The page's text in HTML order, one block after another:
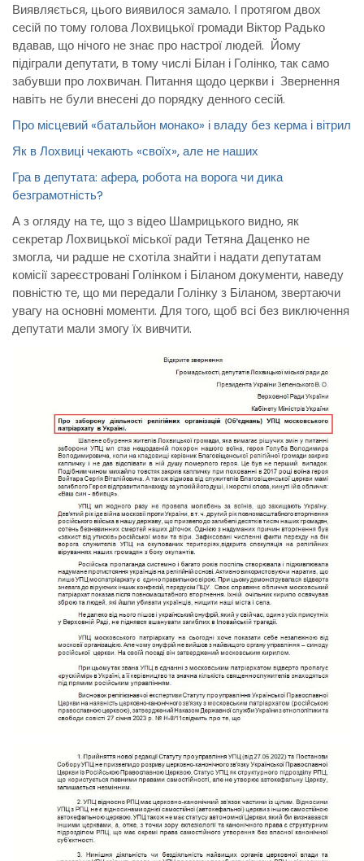
Виявляється, цього виявилося замало. І протягом двох
сесій по тому голова Лохвицької громади Віктор Радько
вдавав, що нічого не знає про настрої людей. Йому
підіграли депутати, в тому числі Білан і Голінко, так само
забувши про лохвичан. Питання щодо церкви і Звернення
навіть не були внесені до порядку денного сесій.
Про місцевий «батальйон монако» і владу без керма і вітрил
Як в Лохвиці чекають «своїх», але не наших
Гра в депутата: афера, робота на ворога чи дика
безграмотність?
А з огляду на те, що з відео Шамрицького видно, як
секретар Лохвицької міської ради Тетяна Даценко не
змогла, чи радше не схотіла знайти і надати депутатам
комісії зареєстровані Голінком і Біланом документи, наведу
повністю те, що ми передали Голінку з Біланом, звертаючи
увагу на основні моменти. Для того, щоб всі без виключення
депутати мали змогу їх вивчити.